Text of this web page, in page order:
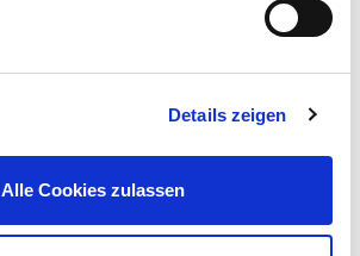
Details zeigen
Alle Cookies zulassen